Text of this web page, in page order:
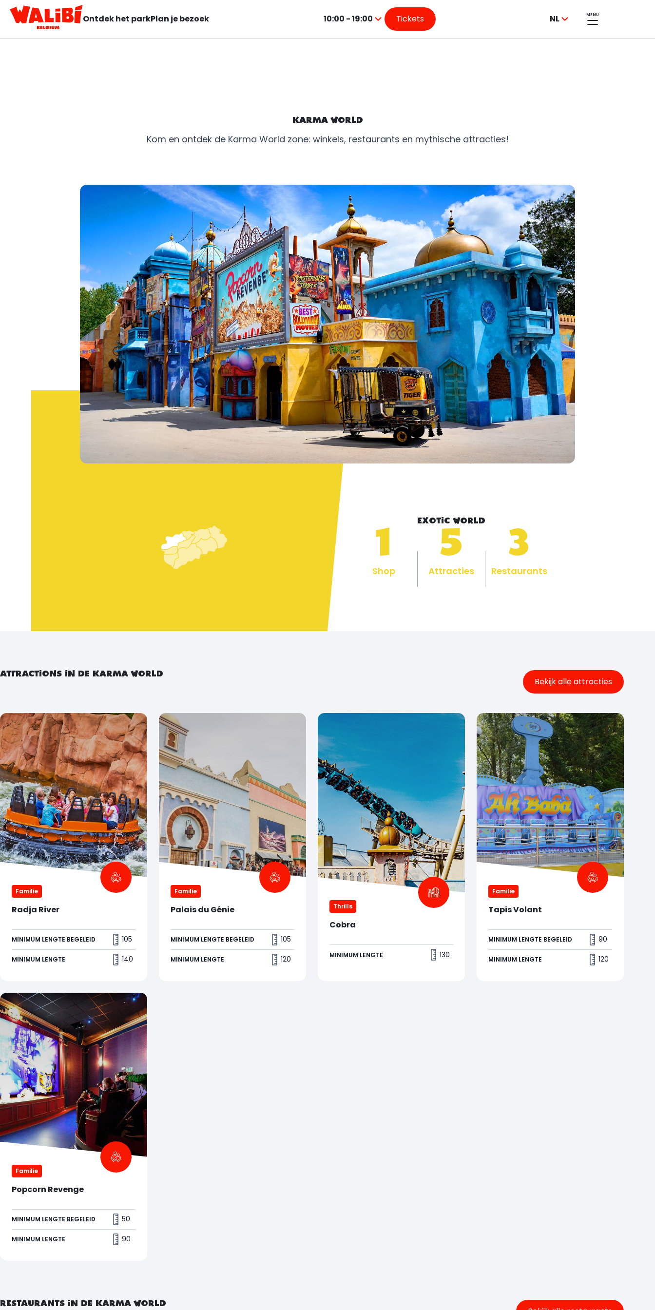
Ontdek het parkPlan je bezoek
10:00 - 19:00
op
Tickets NL MENU
KARMA WORLD
Kom en ontdek de Karma World zone: winkels, restaurants en mythische attracties!
EXOTIC WORLD
1
Shop
5
Attracties
3
Restaurants
ATTRACTIONS IN DE KARMA WORLD
Bekijk alle attracties
Familie
Radja River
MINIMUM LENGTE BEGELEID 105
MINIMUM LENGTE 140
Familie
Palais du Génie
nemen je mee op een reis vol
magie en illusies! Een meeslepende
attractie waar je waarneming op de
MINIMUM LENGTE BEGELEID 105
MINIMUM LENGTE 120
Thrills
Cobra
MINIMUM LENGTE 130
Familie
Tapis Volant
Vlieg mee op het Vliegend Tapijt
voor een magische ervaring over de
woestijn! Een zwevend gevoel en
gegarandeerd plezier voor het hele
MINIMUM LENGTE BEGELEID 90
MINIMUM LENGTE 120
Familie
Popcorn Revenge
MINIMUM LENGTE BEGELEID 50
MINIMUM LENGTE 90
RESTAURANTS IN DE KARMA WORLD